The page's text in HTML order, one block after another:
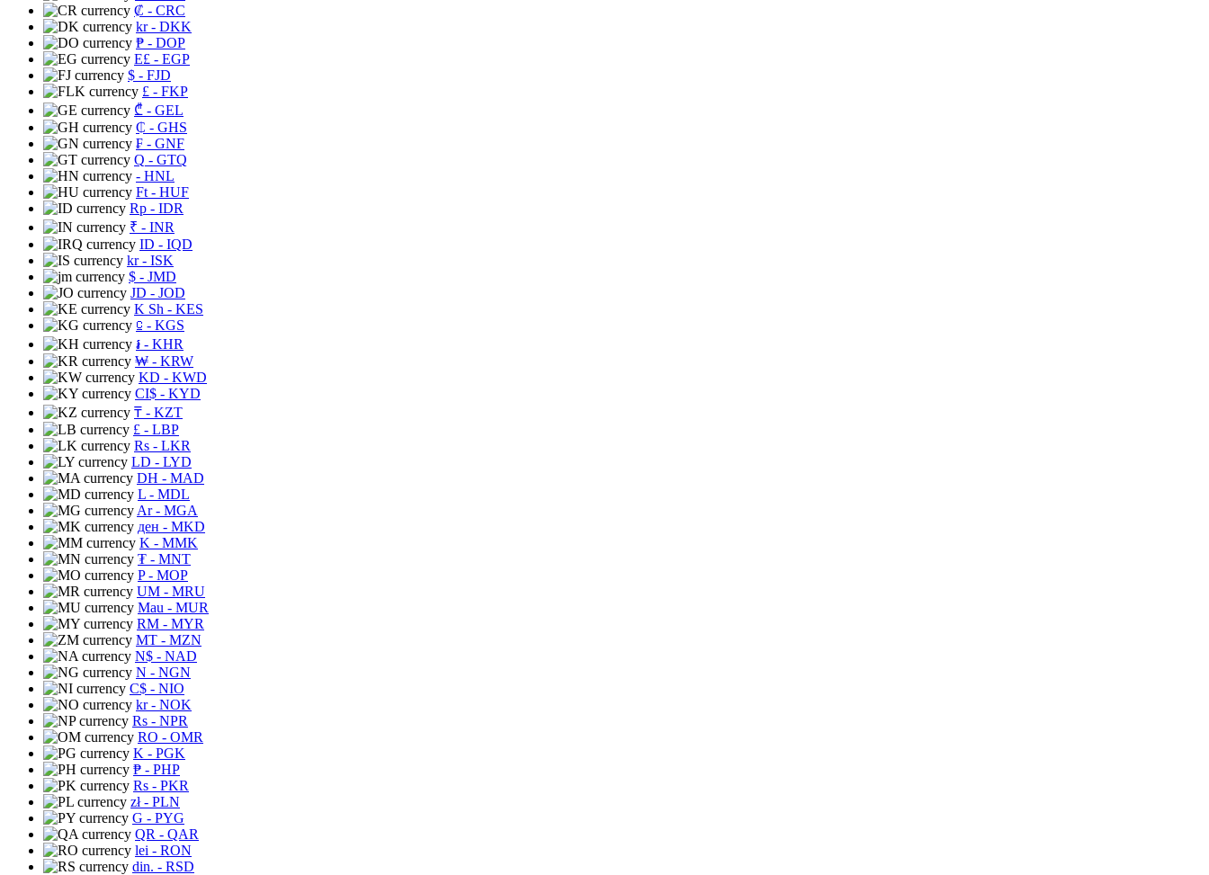
₡ - CRC
kr- DKK
₱ - DOP
E£ - EGP
$ - FJD
£ - FKP
₾ - GEL
₵ - GHS
₣ - GNF
Q - GTQ
- HNL
Ft - HUF
Rp - IDR
₹ - INR
ID - IQD
kr- ISK
$ - JMD
JD - JOD
K Sh - KES
⃀ - KGS
៛ - KHR
₩ - KRW
KD - KWD
CI$ - KYD
₸ - KZT
£ - LBP
Rs - LKR
LD - LYD
DH - MAD
L - MDL
Ar- MGA
ден - MKD
K - MMK
₮ - MNT
P- MOP
UM - MRU
Mau - MUR
RM - MYR
MT - MZN
N$ - NAD
N - NGN
C$ - NIO
kr- NOK
Rs - NPR
RO - OMR
K - PGK
₱ - PHP
Rs - PKR
zł- PLN
G - PYG
QR - QAR
lei - RON
din. - RSD